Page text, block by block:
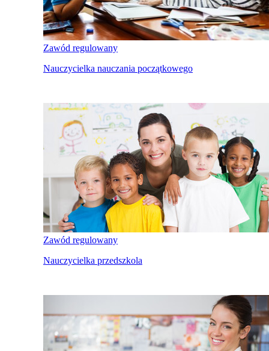
Zawód regulowany
Nauczycielka nauczania początkowego
Zawód regulowany
Nauczycielka przedszkola